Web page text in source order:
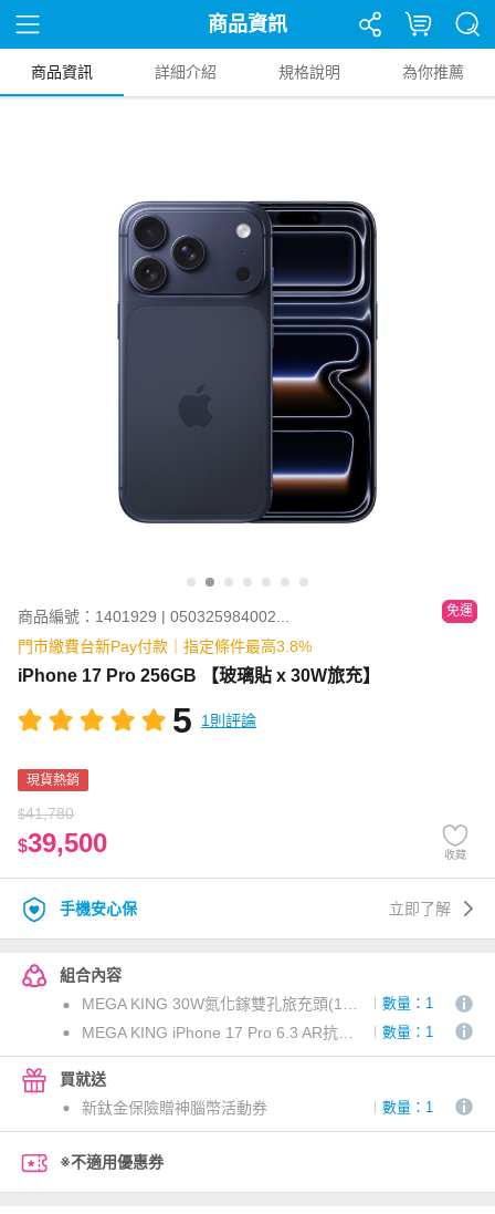
商品資訊
商品資訊 詳細介紹 規格說明 為你推薦
商品編號：1401929 | 050325984002... 免運
門市繳費台新Pay付款｜指定條件最高3.8%
iPhone 17 Pro 256GB 【玻璃貼 x 30W旅充】
5 1則評論
現貨熱銷
$41,780
$39,500 收藏
手機安心保 立即了解
組合內容
MEGA KING 30W氮化鎵雙孔旅充頭(1C1A) 白
數量：1
數量：1
買就送
新鈦金保險贈神腦幣活動券
數量：1
※不適用優惠券